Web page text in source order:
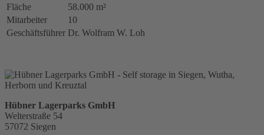
Fläche
58.000 m²
Mitarbeiter
10
Geschäftsführer Dr. Wolfram W. Loh
Hübner Lagerparks GmbH
Welterstraße 54
57072 Siegen